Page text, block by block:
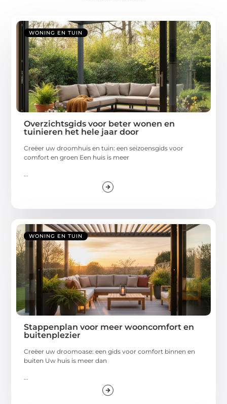
WONING EN TUIN
Overzichtsgids voor beter wonen en
tuinieren het hele jaar door
Creëer uw droomhuis en tuin: een seizoensgids voor
comfort en groen Een huis is meer
WONING EN TUIN
Stappenplan voor meer wooncomfort en
buitenplezier
Creëer uw droomoase: een gids voor comfort binnen en
buiten Uw huis is meer dan